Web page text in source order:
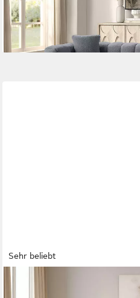
-33%
lieferbar - in 2-3 Werktagen bei dir
Sehr beliebt
Ecksofa Soft&Cosy XL L-Form,